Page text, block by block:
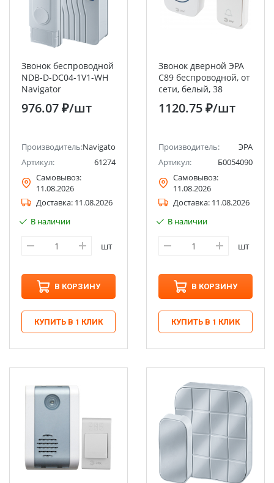
Звонок беспроводной
NDB-D-DC04-1V1-WH
Navigator
976.07 ₽/шт
Производитель:Navigator
Артикул:
61274
Самовывоз:
11.08.2026
Доставка: 11.08.2026
В наличии
шт
В КОРЗИНУ
КУПИТЬ В 1 КЛИК
Звонок дверной ЭРА
C89 беспроводной, от
сети, белый, 38
1120.75 ₽/шт
Производитель:
ЭРА
Артикул:
Б0054090
Самовывоз:
11.08.2026
Доставка: 11.08.2026
В наличии
шт
В КОРЗИНУ
КУПИТЬ В 1 КЛИК